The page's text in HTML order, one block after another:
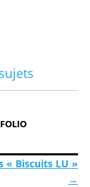
« Biscuits LU »
→